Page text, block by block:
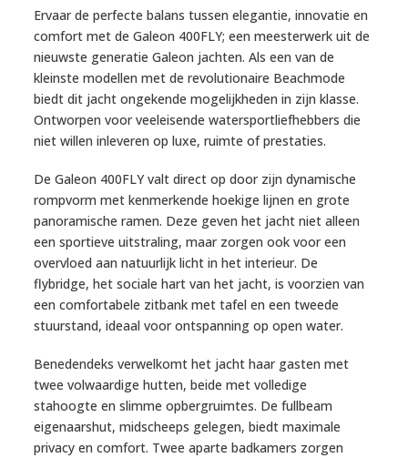
Ervaar de perfecte balans tussen elegantie, innovatie en
comfort met de Galeon 400FLY; een meesterwerk uit de
nieuwste generatie Galeon jachten. Als een van de
kleinste modellen met de revolutionaire Beachmode
biedt dit jacht ongekende mogelijkheden in zijn klasse.
Ontworpen voor veeleisende watersportliefhebbers die
niet willen inleveren op luxe, ruimte of prestaties.
De Galeon 400FLY valt direct op door zijn dynamische
rompvorm met kenmerkende hoekige lijnen en grote
panoramische ramen. Deze geven het jacht niet alleen
een sportieve uitstraling, maar zorgen ook voor een
overvloed aan natuurlijk licht in het interieur. De
flybridge, het sociale hart van het jacht, is voorzien van
een comfortabele zitbank met tafel en een tweede
stuurstand, ideaal voor ontspanning op open water.
Benedendeks verwelkomt het jacht haar gasten met
twee volwaardige hutten, beide met volledige
stahoogte en slimme opbergruimtes. De fullbeam
eigenaarshut, midscheeps gelegen, biedt maximale
privacy en comfort. Twee aparte badkamers zorgen